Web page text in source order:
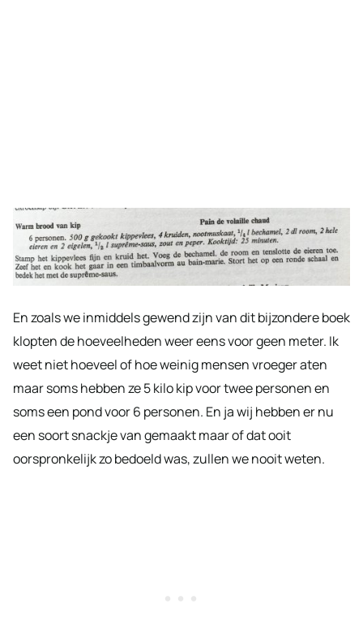
En zoals we inmiddels gewend zijn van dit bijzondere boek
klopten de hoeveelheden weer eens voor geen meter. Ik
weet niet hoeveel of hoe weinig mensen vroeger aten
maar soms hebben ze 5 kilo kip voor twee personen en
soms een pond voor 6 personen. En ja wij hebben er nu
een soort snackje van gemaakt maar of dat ooit
oorspronkelijk zo bedoeld was, zullen we nooit weten.